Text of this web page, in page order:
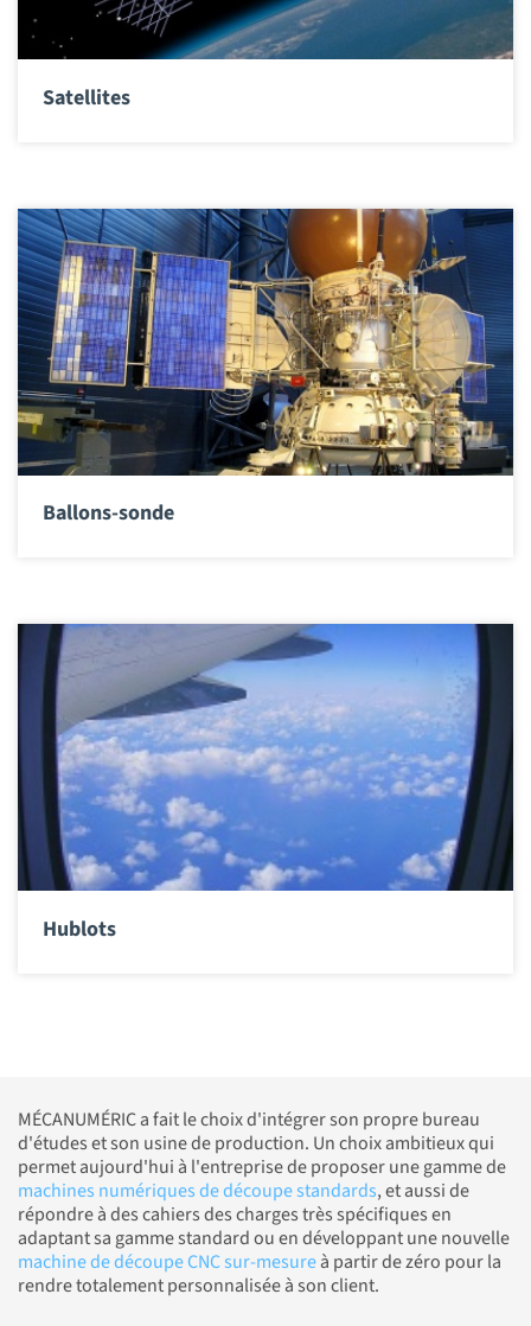
Satellites
Ballons-sonde
Hublots
MÉCANUMÉRIC a fait le choix d'intégrer son propre bureau
d'études et son usine de production. Un choix ambitieux qui
permet aujourd'hui à l'entreprise de proposer une gamme de
machines numériques de découpe standards, et aussi de
répondre à des cahiers des charges très spécifiques en
adaptant sa gamme standard ou en développant une nouvelle
machine de découpe CNC sur-mesureà partir de zéro pour la
rendre totalement personnalisée à son client.